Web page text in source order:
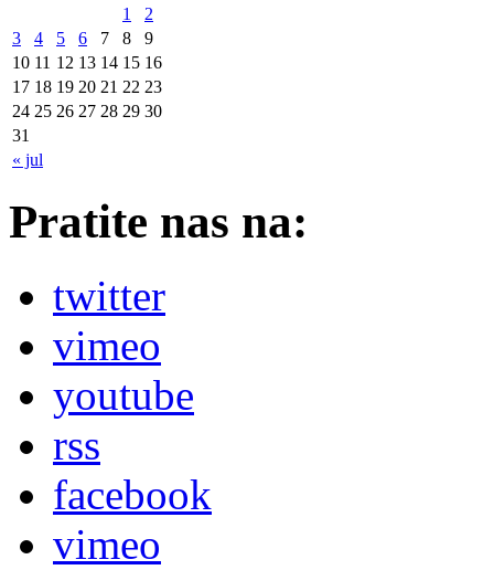
« jul
1
2
3
4 5 6 7 8
9
10 11 12 13 14 15 16
17 18 19 20 21 22 23
24 25 26 27 28 29 30
31
Pratite nas na:
twitter
vimeo
youtube
rss
facebook
vimeo